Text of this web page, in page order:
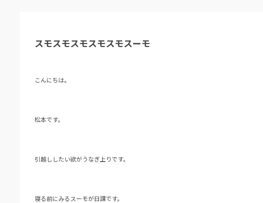
スモスモスモスモスモスーモ
こんにちは。
松本です。
引越ししたい欲がうなぎ上りです。
寝る前にみるスーモが日課です。